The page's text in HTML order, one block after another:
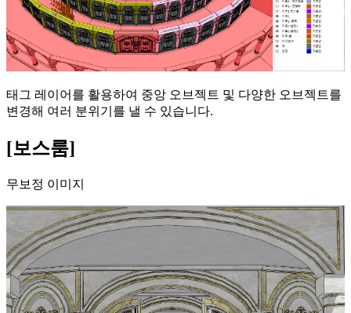
태그 레이어를 활용하여 중앙 오브젝트 및 다양한 오브젝트를
변경해 여러 분위기를 낼 수 있습니다.
[보스룸]
무보정 이미지